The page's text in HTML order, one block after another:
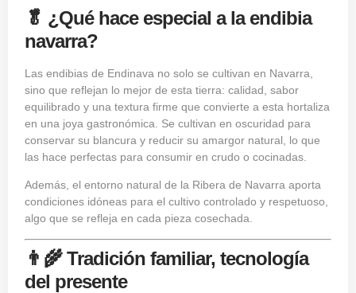
🥬 ¿Qué hace especial a la endibia
navarra?
Las endibias de Endinava no solo se cultivan en Navarra,
sino que reflejan lo mejor de esta tierra: calidad, sabor
equilibrado y una textura firme que convierte a esta hortaliza
en una joya gastronómica. Se cultivan en oscuridad para
conservar su blancura y reducir su amargor natural, lo que
las hace perfectas para consumir en crudo o cocinadas.
Además, el entorno natural de la Ribera de Navarra aporta
condiciones idóneas para el cultivo controlado y respetuoso,
algo que se refleja en cada pieza cosechada.
👨‍🌾 Tradición familiar, tecnología
del presente